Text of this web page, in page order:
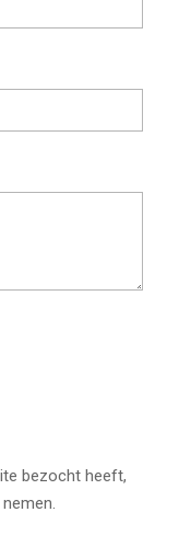
bezocht heeft,